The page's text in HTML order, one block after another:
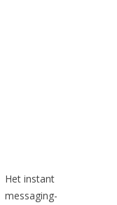
Het instant
messaging-